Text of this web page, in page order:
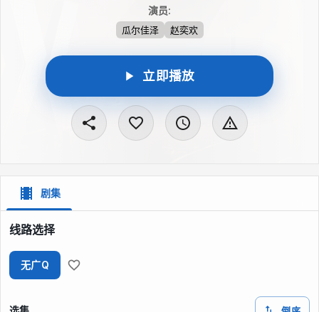
演员:
瓜尔佳泽 赵奕欢
立即播放
剧集
线路选择
无广Q